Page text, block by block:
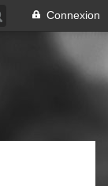
Connexion